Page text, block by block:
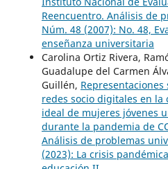
Reencuentro. Análisis de
Núm. 48 (2007): No. 48,
enseñanza universitaria
Carolina Ortiz Rivera,
Guadalupe del Carmen
Guillén,
redes socio digitales en
ideal de mujeres jóvenes
durante la pandemia de
Análisis de problemas
(2023): La crisis